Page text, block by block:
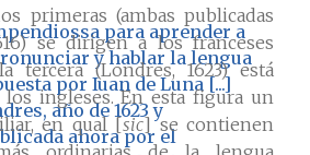
primeras (ambas publicadas
se dirigen a los franceses
tercera (Londres, 1623) está
los ingleses. En esta figura un
en qual [sic] se contienen
para aprender a
y hablar la lengua
por Iuan de Luna [...]
año de 1623 y
ahora por el